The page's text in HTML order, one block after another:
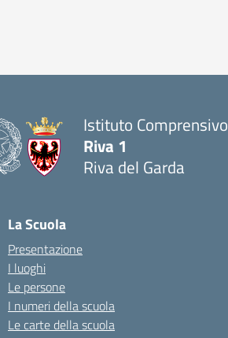
Istituto Comprensivo
Riva 1
Riva del Garda
La Scuola
Presentazione
I luoghi
Le persone
I numeri della scuola
Le carte della scuola